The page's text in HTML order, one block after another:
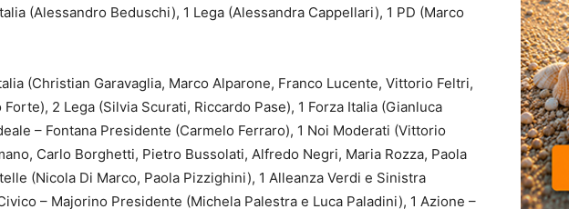
(Alessandro Beduschi), 1 Lega (Alessandra Cappellari), 1 PD (Marco
(Christian Garavaglia, Marco Alparone, Franco Lucente, Vittorio Feltri,
2 Lega (Silvia Scurati, Riccardo Pase), 1 Forza Italia (Gianluca
– Fontana Presidente (Carmelo Ferraro), 1 Noi Moderati (Vittorio
Carlo Borghetti, Pietro Bussolati, Alfredo Negri, Maria Rozza, Paola
(Nicola Di Marco, Paola Pizzighini), 1 Alleanza Verdi e Sinistra
– Majorino Presidente (Michela Palestra e Luca Paladini), 1 Azione –